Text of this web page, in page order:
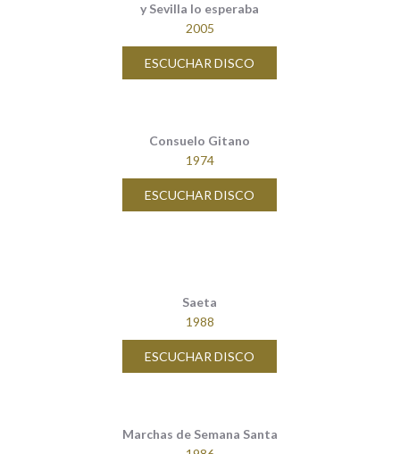
y Sevilla lo esperaba
2005
ESCUCHAR DISCO
Consuelo Gitano
1974
ESCUCHAR DISCO
Saeta
1988
ESCUCHAR DISCO
Marchas de Semana Santa